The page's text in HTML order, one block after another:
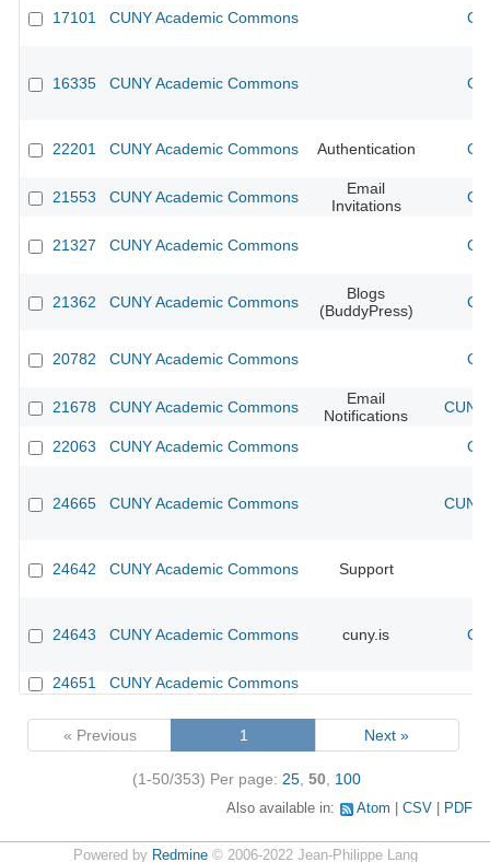
17101 CUNY Academic Commons
16335 CUNY Academic Commons
22201 CUNY Academic Commons Authentication
21553 CUNY Academic Commons
Email
Invitations
21327 CUNY Academic Commons
21362 CUNY Academic Commons
Blogs
(BuddyPress)
20782 CUNY Academic Commons
21678 CUNY Academic Commons
Email
Notifications
22063 CUNY Academic Commons
24665 CUNY Academic Commons
24642 CUNY Academic Commons Support
24643 CUNY Academic Commons cuny.is
24651 CUNY Academic Commons
« Previous 1 Next »
(1-50/353) Per page: 25 50 100
Also available in: Atom CSV PDF
Powered by Redmine© 2006-2022 Jean-Philippe Lang